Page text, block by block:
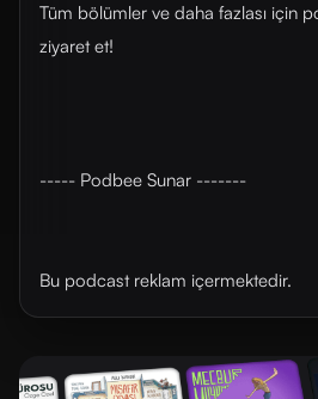
Tüm bölümler ve daha fazlası için
ziyaret et!
----- Podbee Sunar -------
Bu podcast reklam içermektedir.